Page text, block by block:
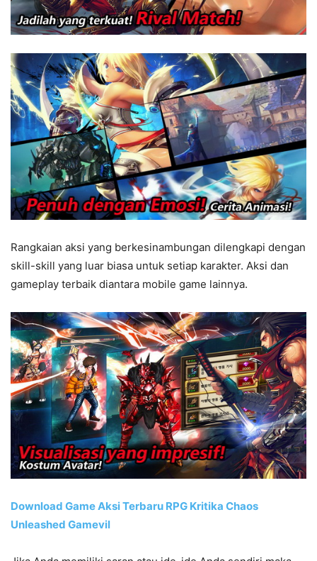
Rangkaian aksi yang berkesinambungan dilengkapi dengan
skill-skill yang luar biasa untuk setiap karakter. Aksi dan
gameplay terbaik diantara mobile game lainnya.
Download Game Aksi Terbaru RPG Kritika Chaos
Unleashed Gamevil